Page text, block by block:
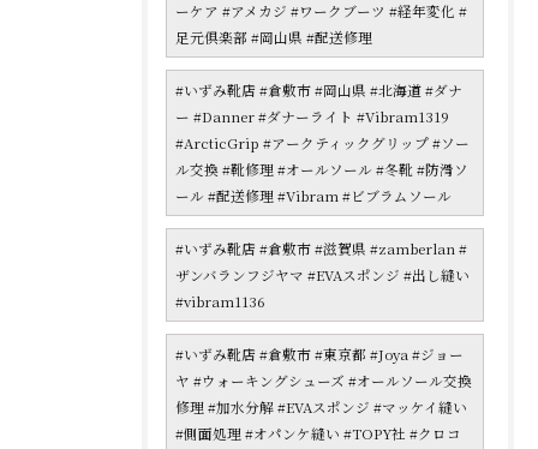
ーケア #アメカジ #ワークブーツ #経年変化 #
足元倶楽部 #岡山県 #配送修理
#いずみ靴店 #倉敷市 #岡山県 #北海道 #ダナ
ー #Danner #ダナーライト #Vibram1319
#ArcticGrip #アークティックグリップ #ソー
ル交換 #靴修理 #オールソール #冬靴 #防滑ソ
ール #配送修理 #Vibram #ビブラムソール
#いずみ靴店 #倉敷市 #滋賀県 #zamberlan #
ザンバランフジヤマ #EVAスポンジ #出し縫い
#vibram1136
#いずみ靴店 #倉敷市 #東京都 #Joya #ジョー
ヤ #ウォーキングシューズ #オールソール交換
修理 #加水分解 #EVAスポンジ #マッケイ縫い
#側面処理 #オパンケ縫い #TOPY社 #クロコ